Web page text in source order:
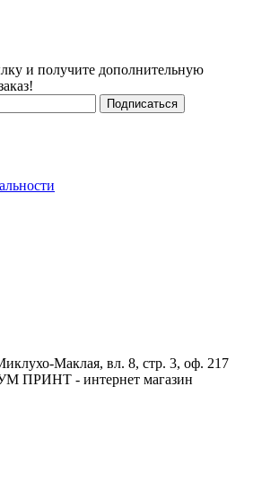
и получите дополнительную
Маклая, вл. 8, стр. 3, оф. 217
ПРИНТ - интернет магазин